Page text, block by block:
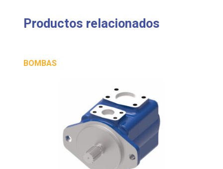
Productos relacionados
BOMBAS